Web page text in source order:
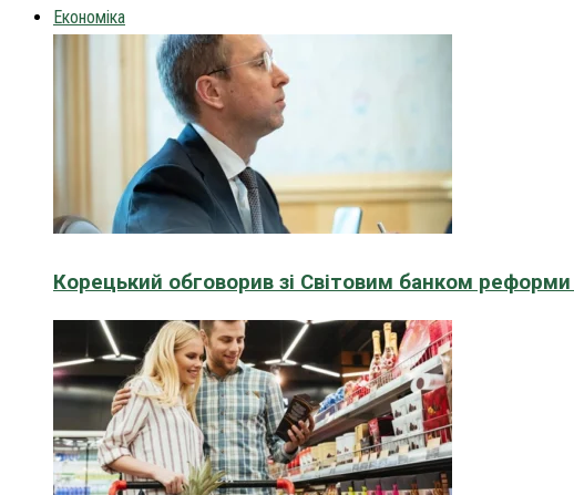
Економіка
Корецький обговорив зі Світовим банком реформи